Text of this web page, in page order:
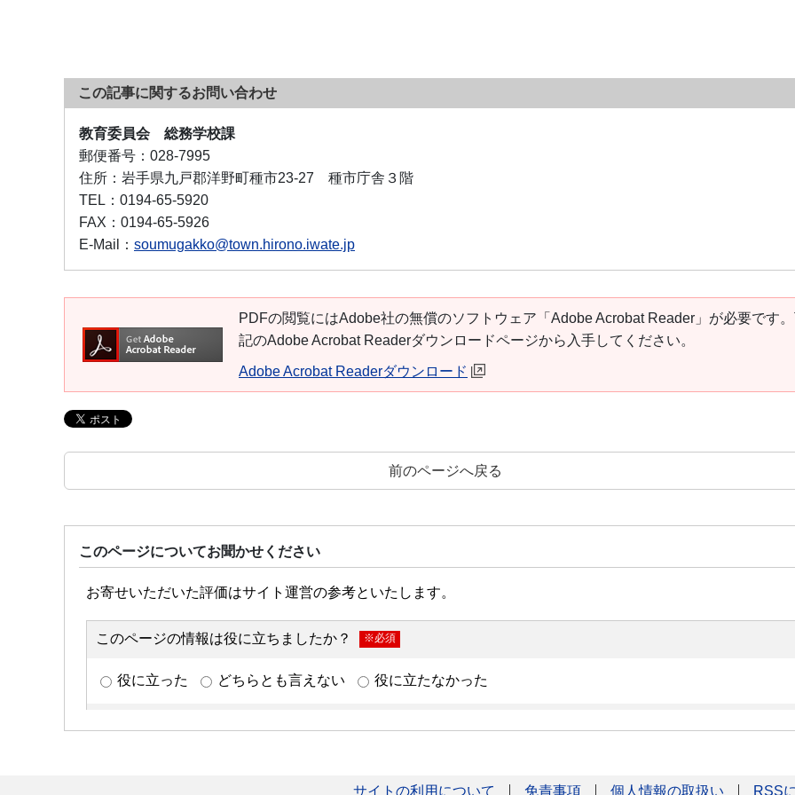
この記事に関するお問い合わせ
教育委員会 総務学校課
郵便番号： 028-7995
住所： 岩手県九戸郡洋野町種市23-27 種市庁舎３階
TEL： 0194-65-5920
FAX： 0194-65-5926
E-Mail： soumugakko@town.hirono.iwate.jp
PDFの閲覧にはAdobe社の無償のソフトウェア「Adobe Acrobat Reader」が必要です
記のAdobe Acrobat Readerダウンロードページから入手してください。
Adobe Acrobat Readerダウンロード
前のページへ戻る
このページについてお聞かせください
サイトの利用について 免責事項 個人情報の取扱い RSS